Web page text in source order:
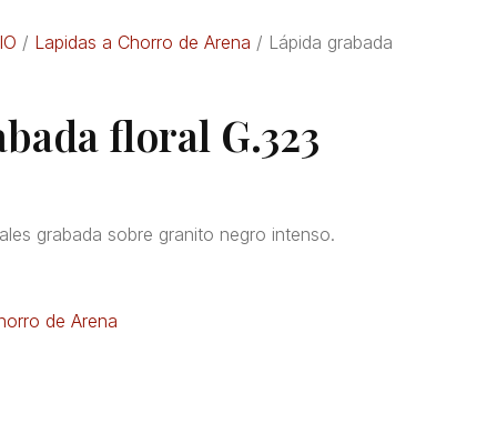
/ Lapidas a Chorro de Arena / Lápida grabada
floral G.323
grabada sobre granito negro intenso.
de Arena